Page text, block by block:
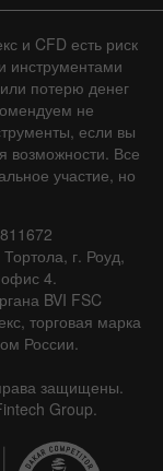
и CFD есть риск
инструментами
потерю денег
не
если вы
возможности. Все
участие, но
г. Роуд,
4.
BVI FSC
торговая марка
России.
защищены.
Group.